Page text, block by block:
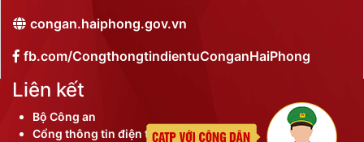
congan.haiphong.gov.vn
fb.com/CongthongtindientuConganHaiPhong
Liên kết
Bộ Công an
Cổng thông tin điện tử thành phố